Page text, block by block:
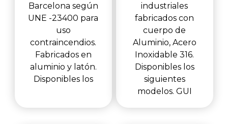
Barcelona según
UNE -23400 para
uso
contraincendios.
Fabricados en
aluminio y latón.
Disponibles los
industriales
fabricados con
cuerpo de
Aluminio, Acero
Inoxidable 316.
Disponibles los
siguientes
modelos. GUI